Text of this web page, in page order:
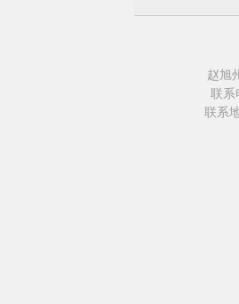
赵旭
联系
联系